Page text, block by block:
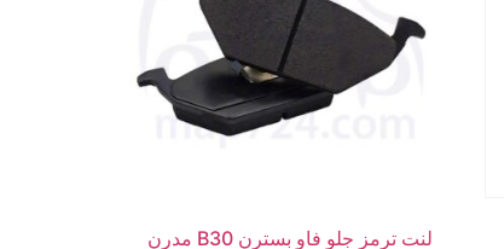
لنت ترمز جلو فاو بسترن B30 مدرن